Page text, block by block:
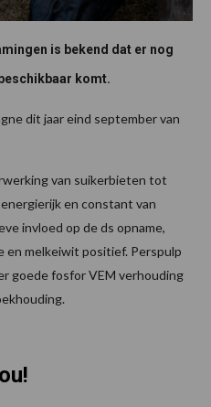
is bekend dat er nog
komt.
dit jaar eind september van
van suikerbieten tot
en constant van
invloed op de ds opname,
melkeiwit positief. Perspulp
goede fosfor VEM verhouding